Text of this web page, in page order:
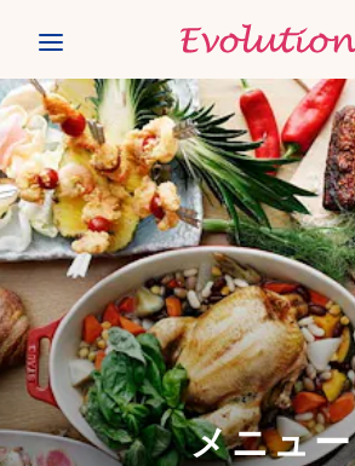
Skip to main content
メニュー